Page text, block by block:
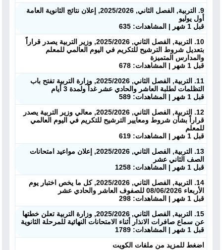
9. التربية, الفصل الثاني, 2025/2026, إعلان نتائج الثانوية العامة
أول يوليو
قبل 1 شهر | المشاهدات: 635
10. التربية, الفصل الثاني, 2025/2026, وزير التربية يصدر قراراً
بتعديل شروط الترشيح للتكريم في اليوم العالمي للمعلم
والمدارس المتميزة
قبل 1 شهر | المشاهدات: 678
11. التربية, الفصل الثاني, 2025/2026, وزارة التربية تفتح باب
التظلمات لطلبة العاشر والحادي عشر غداً ولمدة 3 أيام
قبل 1 شهر | المشاهدات: 589
12. التربية, الفصل الثاني, 2025/2026, معالي وزير التربية يصدر
قراراً بشأن شروط ومعايير الترشيح للتكريم في اليوم العالمي
للمعلم
قبل 1 شهر | المشاهدات: 619
13. التربية, الفصل الثاني, 2025/2026, إعلان مواعيد امتحانات
الصف الثاني عشر
قبل 1 شهر | المشاهدات: 1258
14. التربية, الفصل الثاني, 2025/2026, كل ما يخص اختبار يوم
الأربعاء 08/06/2026 للصفوف العاشر والحادي عشر
قبل 1 شهر | المشاهدات: 298
15. التربية, الفصل الثاني, 2025/2026, وزارة التربية تعلن خطتها
عن سماع صافرات الانذار أثناء الامتحانات النهائية للمرحلة الثانوية
قبل 1 شهر | المشاهدات: 1789
اضغط للمزيد من ملفات الكويت